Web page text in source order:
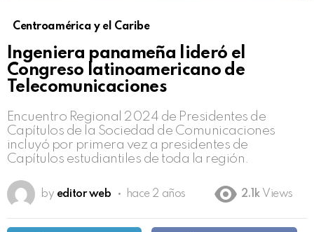
Centroamérica y el Caribe
Ingeniera panameña lideró el
Congreso latinoamericano de
Telecomunicaciones
Encuentro Regional 2024 de Presidentes de
Capítulos de la Sociedad de Comunicaciones
incluyó por primera vez a presidentes de
Capítulos estudiantiles de toda la región.
by editor web hace 2 años 2.1k Views